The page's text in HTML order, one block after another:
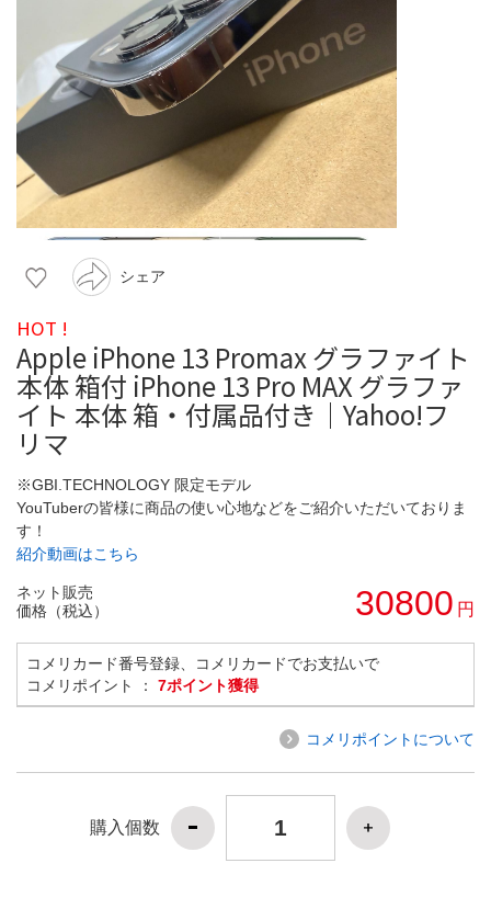
シェア
HOT !
Apple iPhone 13 Promax グラファイト
本体 箱付 iPhone 13 Pro MAX グラファ
イト 本体 箱・付属品付き｜Yahoo!フ
リマ
※GBI.TECHNOLOGY 限定モデル
YouTuberの皆様に商品の使い心地などをご紹介いただいておりま
す！
紹介動画はこちら
ネット販売
価格（税込）
30800 円
コメリカード番号登録、コメリカードでお支払いで
コメリポイント ： 7ポイント獲得
コメリポイントについて
購入個数